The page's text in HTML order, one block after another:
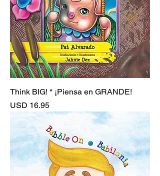
Think BIG! * ¡Piensa en GRANDE!
Precio
USD 16.95